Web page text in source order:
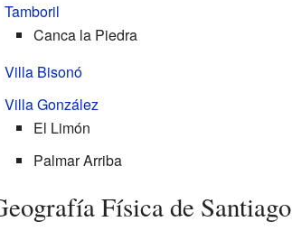
Tamboril
Canca la Piedra
Villa Bisonó
Villa González
El Limón
Palmar Arriba
Física de Santiago